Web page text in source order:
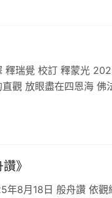
釋瑞覺 校訂 釋蒙光
觀 放眼盡在四恩海 佛
》
年8月18日 般舟讚 依